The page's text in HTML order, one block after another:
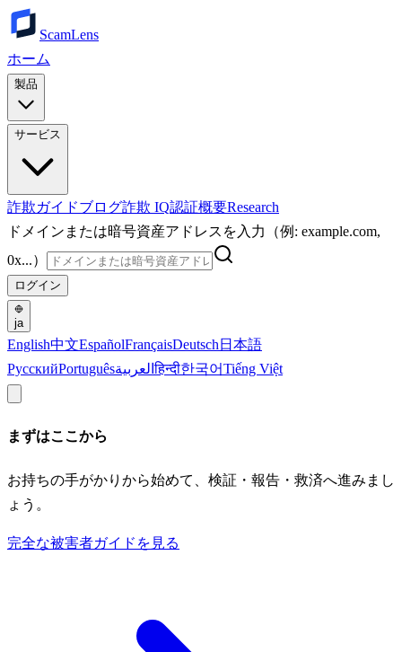
ScamLens
ホーム
製品
サービス
詐欺ガイドブログ詐欺 IQ認証概要Research
ドメインまたは暗号資産アドレスを入力（例: example.com,
0x...）
ログイン
ja
English中文EspañolFrançaisDeutsch 日本語
РусскийPortuguêsالعربيةहिन्दी한국어Tiếng Việt
まずはここから
お持ちの手がかりから始めて、検証・報告・救済へ進みまし
ょう。
完全な被害者ガイドを見る